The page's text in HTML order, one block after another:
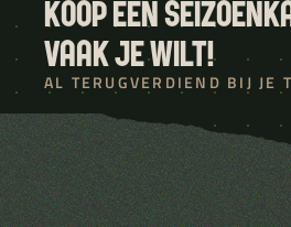
DEENNL
KOOP EEN
VAAK JE WILT!
AL TERUGVERDIEND BIJ JE